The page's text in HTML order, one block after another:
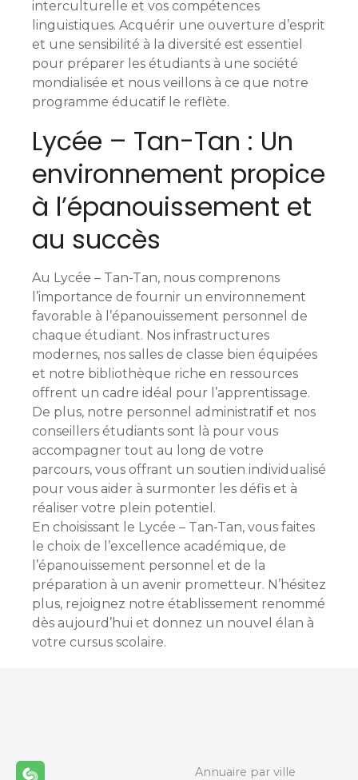
interculturelle et vos compétences
linguistiques. Acquérir une ouverture d’esprit
et une sensibilité à la diversité est essentiel
pour préparer les étudiants à une société
mondialisée et nous veillons à ce que notre
programme éducatif le reflète.
Lycée – Tan-Tan : Un
environnement propice
à l’épanouissement et
au succès
Au Lycée – Tan-Tan, nous comprenons
l’importance de fournir un environnement
favorable à l’épanouissement personnel de
chaque étudiant. Nos infrastructures
modernes, nos salles de classe bien équipées
et notre bibliothèque riche en ressources
offrent un cadre idéal pour l’apprentissage.
De plus, notre personnel administratif et nos
conseillers étudiants sont là pour vous
accompagner tout au long de votre
parcours, vous offrant un soutien individualisé
pour vous aider à surmonter les défis et à
réaliser votre plein potentiel.
En choisissant le Lycée – Tan-Tan, vous faites
le choix de l’excellence académique, de
l’épanouissement personnel et de la
préparation à un avenir prometteur. N’hésitez
plus, rejoignez notre établissement renommé
dès aujourd’hui et donnez un nouvel élan à
votre cursus scolaire.
Annuaire par ville